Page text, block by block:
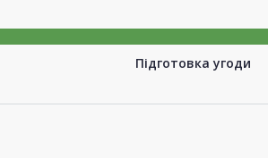
Підготовка угоди